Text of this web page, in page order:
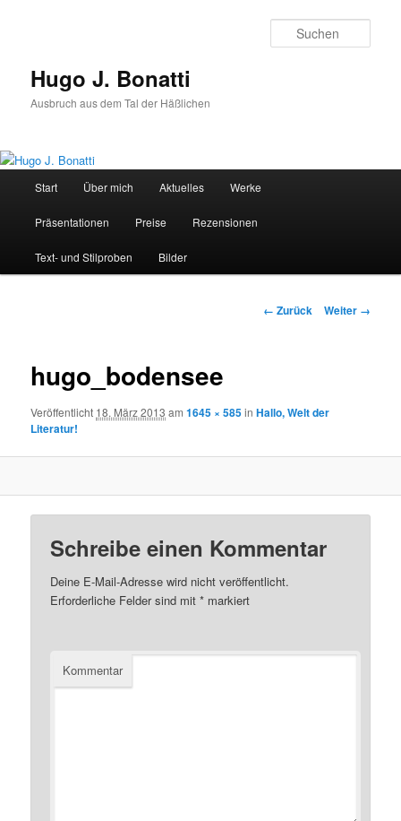
Hugo J. Bonatti
Ausbruch aus dem Tal der Häßlichen
Start Über mich Aktuelles Werke
Präsentationen Preise Rezensionen
Text- und Stilproben Bilder
Bilder-
← Zurück Weiter →
hugo_bodensee
Veröffentlicht 18. März 2013 am1645 × 585inHallo, Welt der
Literatur!
Schreibe einen Kommentar
Deine E-Mail-Adresse wird nicht veröffentlicht.
Erforderliche Felder sind mit* markiert
Kommentar